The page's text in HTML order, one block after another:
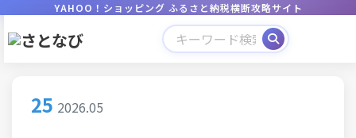
YAHOO！ショッピング ふるさと納税横断攻略サイト
25 2026.05